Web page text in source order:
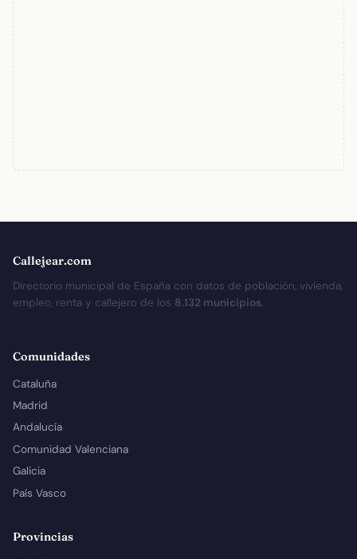
Callejear.com
Directorio municipal de España con datos de población, vivienda,
empleo, renta y callejero de los 8.132 municipios.
Comunidades
Cataluña
Madrid
Andalucía
Comunidad Valenciana
Galicia
País Vasco
Provincias